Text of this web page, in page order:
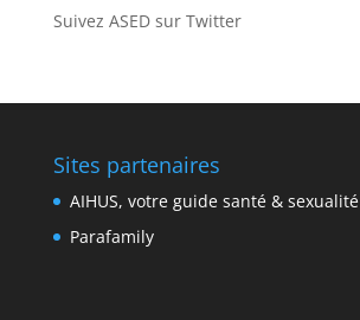
Suivez ASED sur Twitter
Sites partenaires
AIHUS, votre guide santé & sexualité
Parafamily